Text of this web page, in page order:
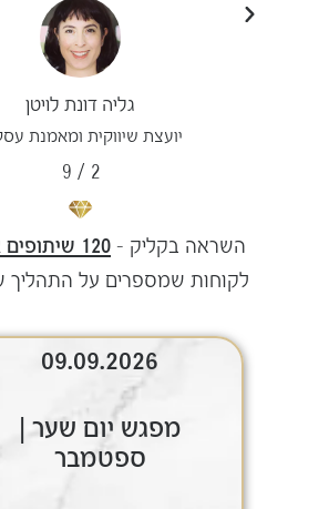
גליה דונת לויטן
יועצת שיווקית ומאמנת
2
/
9
השראה בקליק – 120 שיתופים אישיים
לקוחות שמספרים על התהליך
09.09.2026
מפגש יום שער |
ספטמבר